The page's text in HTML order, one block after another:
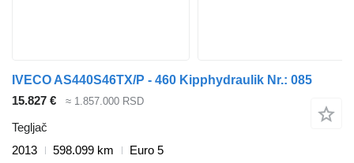
IVECO AS440S46TX/P - 460 Kipphydraulik Nr.: 085
15.827 €
≈ 1.857.000 RSD
Tegljač
2013
598.099 km
Euro 5